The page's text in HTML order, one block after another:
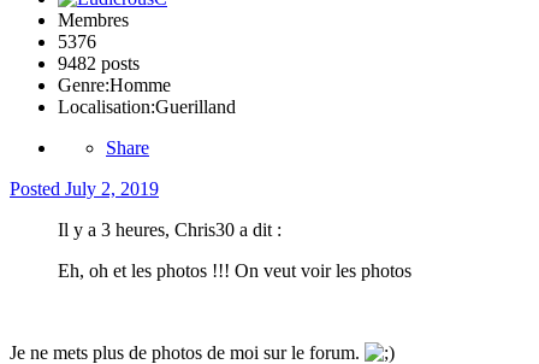
Membres
5376
9482 posts
Genre:Homme
Localisation:Guerilland
Share
Posted July 2, 2019
Il y a 3 heures, Chris30 a dit :
Eh, oh et les photos !!! On veut voir les photos
Je ne mets plus de photos de moi sur le forum.